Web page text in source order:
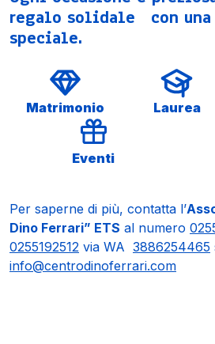
regalo solidale con una
speciale.
Matrimonio Laurea
Eventi
Per saperne di più, contatta l’
Dino Ferrari” ETS al numero
0255192512 via WA 3886254465
info@centrodinoferrari.com